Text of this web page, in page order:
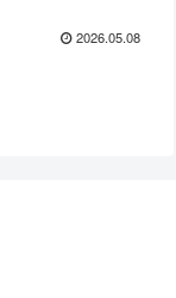
2026.05.08